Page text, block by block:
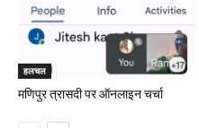
हलचल
मणिपुर त्रासदी पर ऑनलाइन चर्चा